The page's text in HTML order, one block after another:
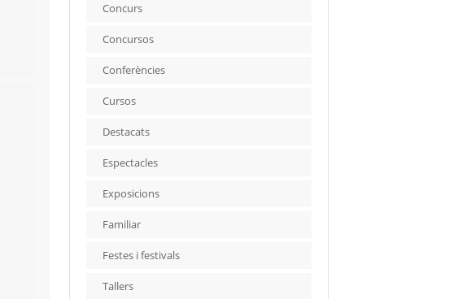
Concurs
Concursos
Conferències
Cursos
Destacats
Espectacles
Exposicions
Familiar
Festes i festivals
Tallers